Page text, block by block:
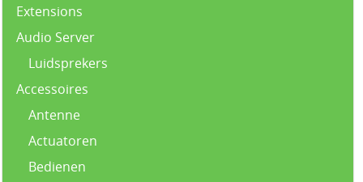
Extensions
Audio Server
Luidsprekers
Accessoires
Antenne
Actuatoren
Bedienen